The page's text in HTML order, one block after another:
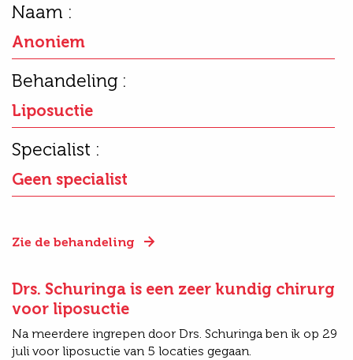
Zie de behandeling
Naam :
Anoniem
Behandeling :
Liposuctie
Specialist :
Geen specialist
Drs. Schuringa is een zeer kundig chirurg
voor liposuctie
Na meerdere ingrepen door Drs. Schuringa ben ik op 29
juli voor liposuctie van 5 locaties gegaan.